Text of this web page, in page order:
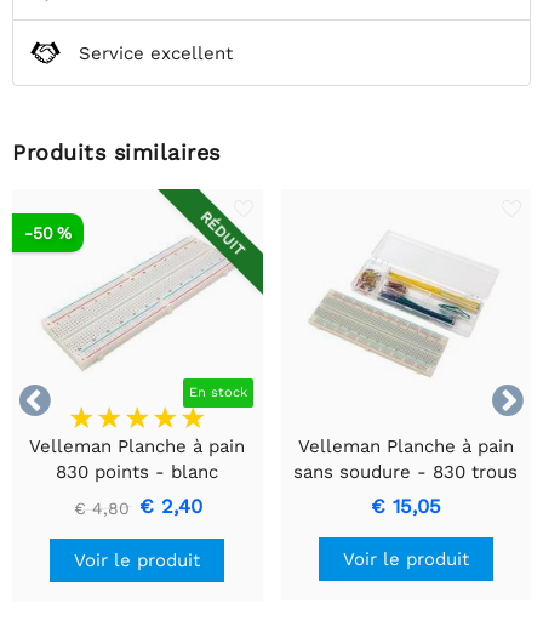
Service excellent
Produits similaires


RÉDUIT
En stock
-50 %
Velleman Planche à pain
830 points - blanc
€ 4,80 € 2,40
Voir le produit
Velleman Planche à pain
sans soudure - 830 trous
+ fils de liaison - 140 pcs
€ 15,05
Voir le produit